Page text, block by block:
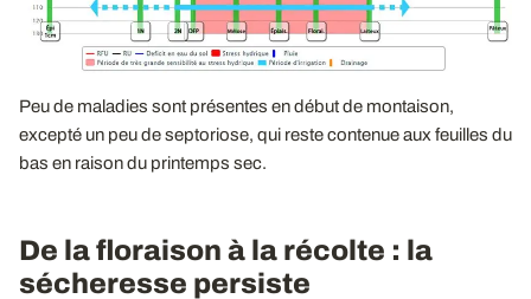
Peu de maladies sont présentes en début de montaison,
excepté un peu de septoriose, qui reste contenue aux feuilles du
bas en raison du printemps sec.
De la floraison à la récolte : la
sécheresse persiste